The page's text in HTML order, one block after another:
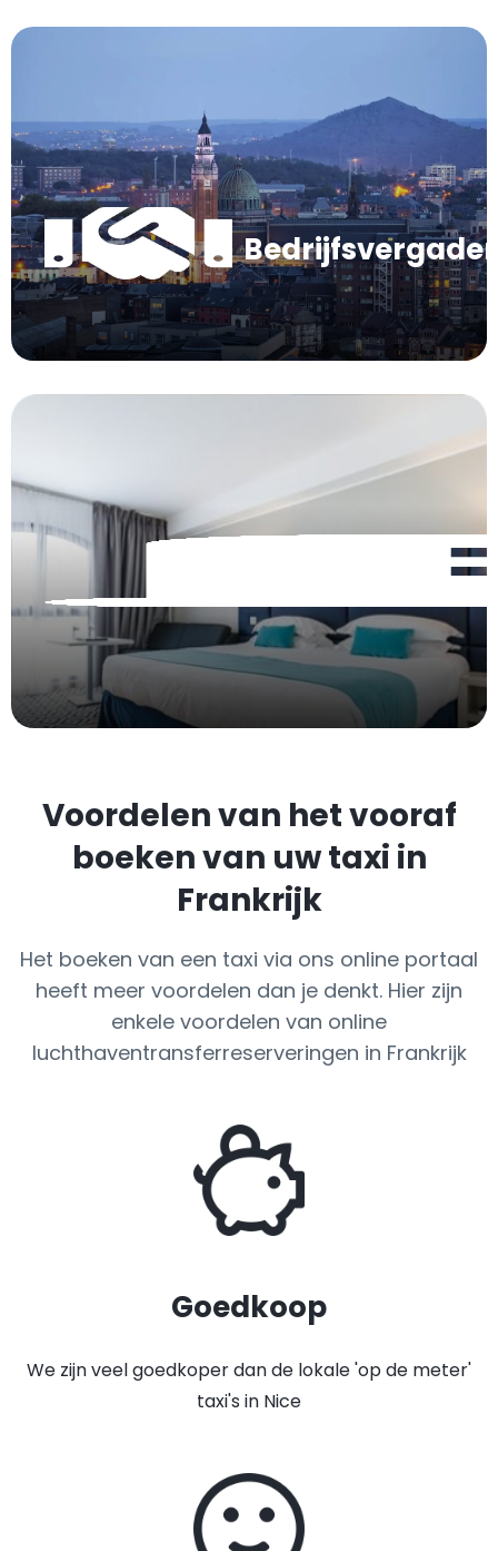
Voordelen van het vooraf
boeken van uw taxi in
Frankrijk
Het boeken van een taxi via ons online portaal
heeft meer voordelen dan je denkt. Hier zijn
enkele voordelen van online
luchthaventransferreserveringen in Frankrijk
Goedkoop
We zijn veel goedkoper dan de lokale 'op de meter'
taxi's in Nice